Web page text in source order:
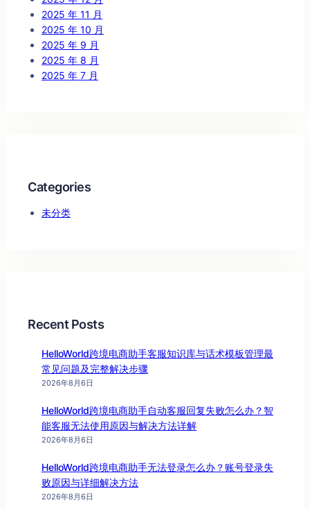
2025 年 11 月
2025 年 10 月
2025 年 9 月
2025 年 8 月
2025 年 7 月
Categories
未分类
Recent Posts
HelloWorld跨境电商助手客服知识库与话术模板管理最
常见问题及完整解决步骤
2026年8月6日
HelloWorld跨境电商助手自动客服回复失败怎么办？智
能客服无法使用原因与解决方法详解
2026年8月6日
HelloWorld跨境电商助手无法登录怎么办？账号登录失
败原因与详细解决方法
2026年8月6日